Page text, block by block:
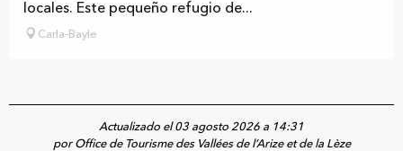
locales. Este pequeño refugio de...
Carla-Bayle
Actualizado el 03 agosto 2026 a 14:31
por Office de Tourisme des Vallées de l’Arize et de la Lèze